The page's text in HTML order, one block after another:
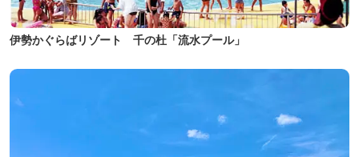
伊勢かぐらばリゾート 千の杜「流水プール」